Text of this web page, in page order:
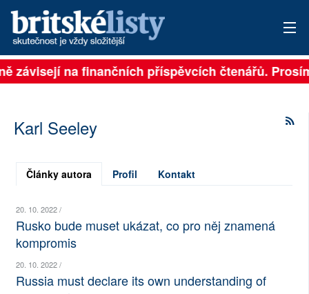
PŘIHLÁSIT
ARCHIV
ROZHOVORY
NEJČTENĚJŠÍ ZA 7 DNÍ
AUTOŘI
závisejí na finančních příspěvcích čtenářů.
Karl Seeley
Články autora Profil Kontakt
20. 10. 2022 /
Rusko bude muset ukázat, co pro něj znamená
kompromis
20. 10. 2022 /
Russia must declare its own understanding of